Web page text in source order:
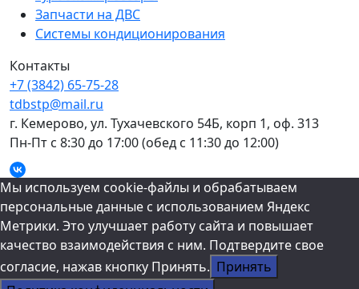
Запчасти на ДВС
Системы кондиционирования
Контакты
+7 (3842) 65-75-28
tdbstp@mail.ru
г. Кемерово, ул. Тухачевского 54Б, корп 1, оф. 313
Пн-Пт с 8:30 до 17:00(обед с 11:30 до 12:00)
Прокрутка
вверх
Мы используем cookie-файлы и обрабатываем
персональные данные с использованием Яндекс
Метрики. Это улучшает работу сайта и повышает
качество взаимодействия с ним. Подтвердите свое
согласие, нажав кнопку Принять. Принять